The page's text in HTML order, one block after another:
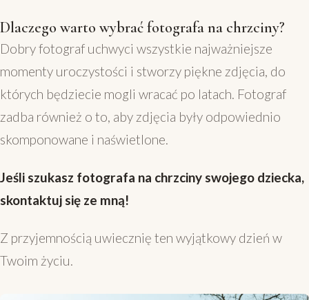
Dlaczego warto wybrać fotografa na chrzciny?
Dobry fotograf uchwyci wszystkie najważniejsze
momenty uroczystości i stworzy piękne zdjęcia, do
których będziecie mogli wracać po latach. Fotograf
zadba również o to, aby zdjęcia były odpowiednio
skomponowane i naświetlone.
Jeśli szukasz fotografa na chrzciny swojego dziecka,
skontaktuj się ze mną!
Z przyjemnością uwiecznię ten wyjątkowy dzień w
Twoim życiu.